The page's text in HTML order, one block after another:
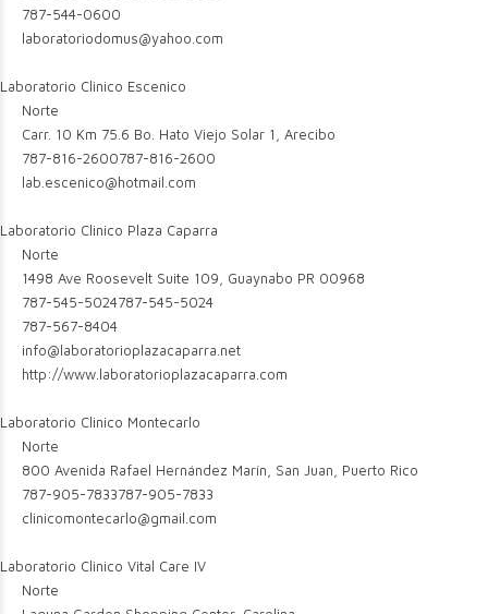
787-544-0600
laboratoriodomus@yahoo.com
Laboratorio Clinico Escenico
Norte
Carr. 10 Km 75.6 Bo. Hato Viejo Solar 1, Arecibo
787-816-2600787-816-2600
lab.escenico@hotmail.com
Laboratorio Clinico Plaza Caparra
Norte
1498 Ave Roosevelt Suite 109, Guaynabo PR 00968
787-545-5024787-545-5024
787-567-8404
info@laboratorioplazacaparra.net
http://www.laboratorioplazacaparra.com
Laboratorio Clinico Montecarlo
Norte
800 Avenida Rafael Hernández Marín, San Juan, Puerto Rico
787-905-7833787-905-7833
clinicomontecarlo@gmail.com
Laboratorio Clinico Vital Care IV
Norte